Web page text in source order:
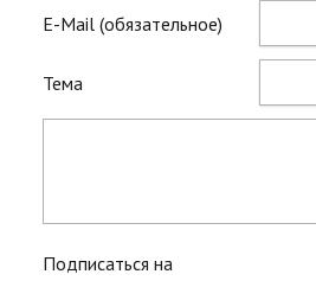
E-Mail (обязательное)
Тема
Подписаться на